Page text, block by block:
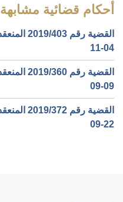
أحكام قضائية مشابهة
11-04‏
09-09‏
09-22‏